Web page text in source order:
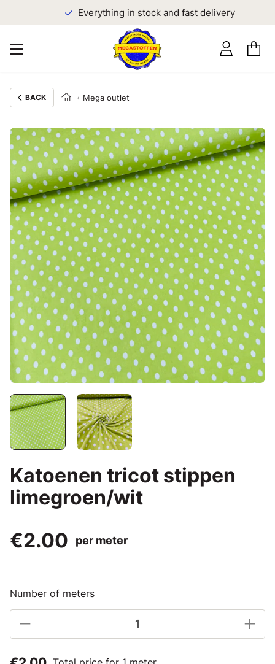
Everything in stock and fast delivery
BACK Mega outlet
Katoenen tricot stippen
limegroen/wit
€2.00
per meter
Number of meters